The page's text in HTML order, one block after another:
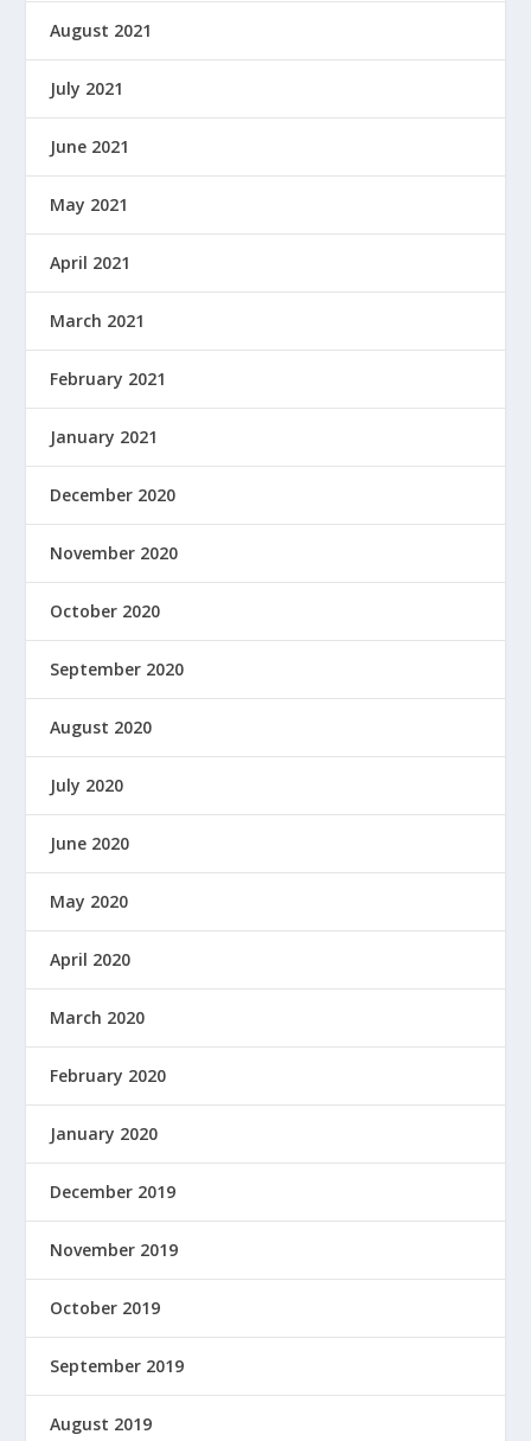
August 2021
July 2021
June 2021
May 2021
April 2021
March 2021
February 2021
January 2021
December 2020
November 2020
October 2020
September 2020
August 2020
July 2020
June 2020
May 2020
April 2020
March 2020
February 2020
January 2020
December 2019
November 2019
October 2019
September 2019
August 2019